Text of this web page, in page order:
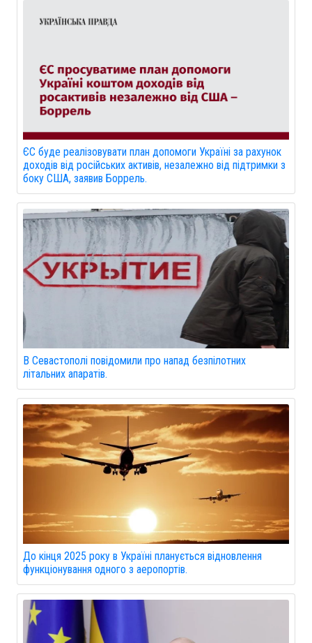
ЄС буде реалізовувати план допомоги Україні за рахунок
доходів від російських активів, незалежно від підтримки з
боку США, заявив Боррель.
В Севастополі повідомили про напад безпілотних
літальних апаратів.
До кінця 2025 року в Україні планується відновлення
функціонування одного з аеропортів.